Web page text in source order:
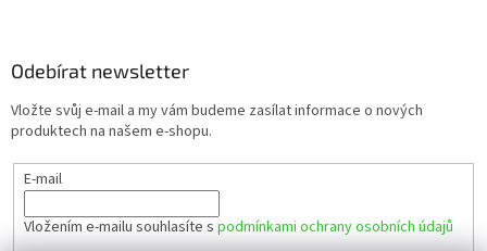
Odebírat newsletter
Vložte svůj e-mail a my vám budeme zasílat informace o nových
produktech na našem e-shopu.
E-mail
Vložením e-mailu souhlasíte s podmínkami ochrany osobních údajů